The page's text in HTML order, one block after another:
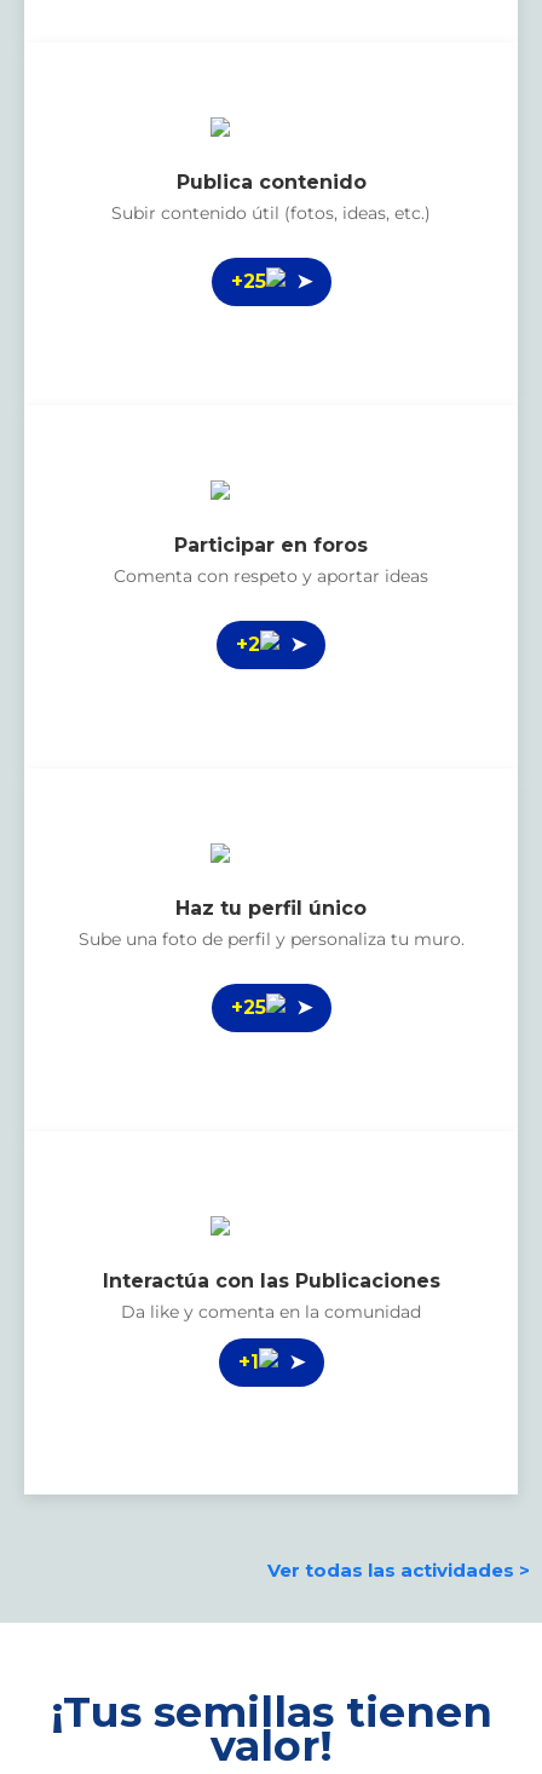
Publica contenido
Subir contenido útil (fotos, ideas, etc.)
+25 ➤
Participar en foros
Comenta con respeto y aportar ideas
+2 ➤
Haz tu perfil único
Sube una foto de perfil y personaliza tu muro.
+25 ➤
Interactúa con las Publicaciones
Da like y comenta en la comunidad
+1 ➤
Ver todas las actividades >
¡Tus semillas tienen
valor!